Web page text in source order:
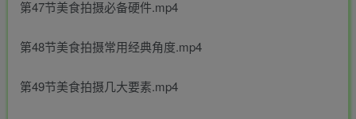
第47节美食拍摄必备硬件.mp4
第48节美食拍摄常用经典角度.mp4
第49节美食拍摄几大要素.mp4